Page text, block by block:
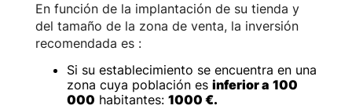
En función de la implantación de su tienda y
del tamaño de la zona de venta, la inversión
recomendada es :
Si su establecimiento se encuentra en una
zona cuya población es inferior a 100
000 habitantes: 1000 €‍.